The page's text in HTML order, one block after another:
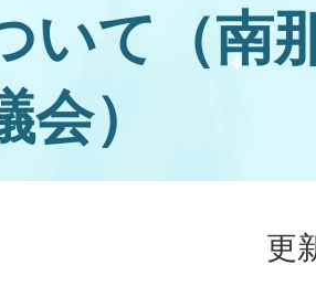
いて（南
会）
更